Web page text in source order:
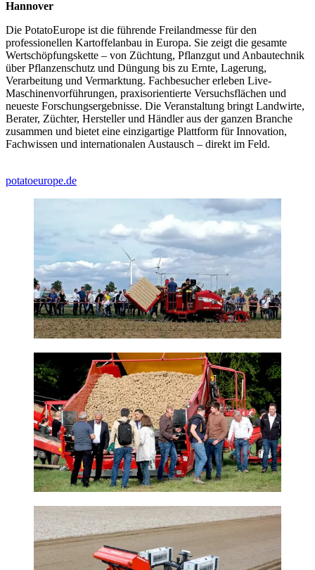
Hannover
Die PotatoEurope ist die führende Freilandmesse für den
professionellen Kartoffelanbau in Europa. Sie zeigt die gesamte
Wertschöpfungskette – von Züchtung, Pflanzgut und Anbautechnik
über Pflanzenschutz und Düngung bis zu Ernte, Lagerung,
Verarbeitung und Vermarktung. Fachbesucher erleben Live-
Maschinenvorführungen, praxisorientierte Versuchsflächen und
neueste Forschungsergebnisse. Die Veranstaltung bringt Landwirte,
Berater, Züchter, Hersteller und Händler aus der ganzen Branche
zusammen und bietet eine einzigartige Plattform für Innovation,
Fachwissen und internationalen Austausch – direkt im Feld.
potatoeurope.de